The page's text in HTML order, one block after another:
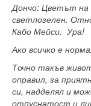
Дончо: Цветът на
светлозелен.
Кабо Мейси. Ура!
Ако всичко е
Точно такъв
оправил, за
си, надделял и
отпуснатост и